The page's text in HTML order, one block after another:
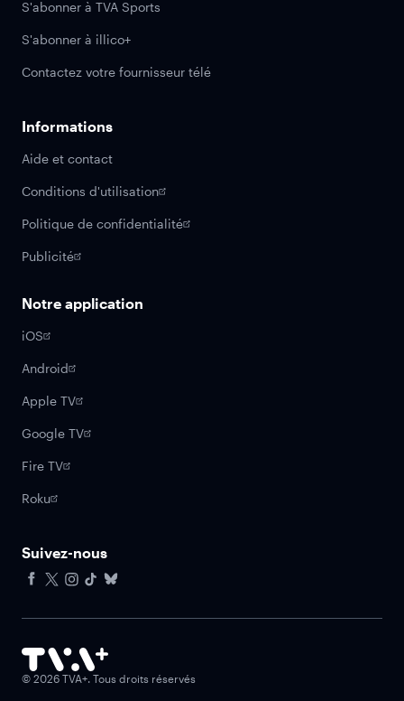
S'abonner à TVA Sports
S'abonner à illico+
Contactez votre fournisseur télé
Informations
Aide et contact
Conditions d'utilisation
Politique de confidentialité
Publicité
Notre application
iOS
Android
Apple TV
Google TV
Fire TV
Roku
Suivez-nous
© 2026 TVA+. Tous droits réservés